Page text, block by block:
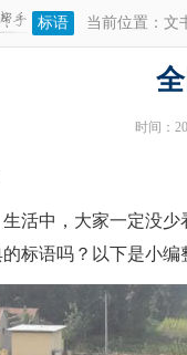
标语 当前位置： 文
时间：
中，大家一定没少
标语吗？以下是小编